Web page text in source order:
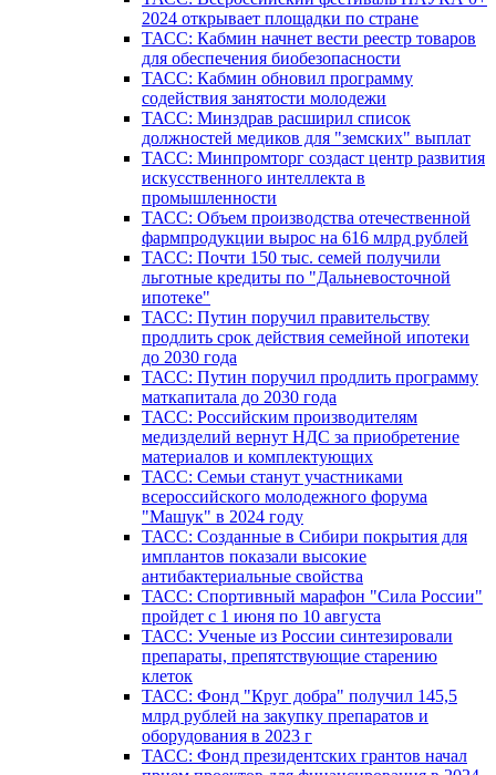
2024 открывает площадки по стране
ТАСС: Кабмин начнет вести реестр товаров
для обеспечения биобезопасности
ТАСС: Кабмин обновил программу
содействия занятости молодежи
ТАСС: Минздрав расширил список
должностей медиков для "земских" выплат
ТАСС: Минпромторг создаст центр развития
искусственного интеллекта в
промышленности
ТАСС: Объем производства отечественной
фармпродукции вырос на 616 млрд рублей
ТАСС: Почти 150 тыс. семей получили
льготные кредиты по "Дальневосточной
ипотеке"
ТАСС: Путин поручил правительству
продлить срок действия семейной ипотеки
до 2030 года
ТАСС: Путин поручил продлить программу
маткапитала до 2030 года
ТАСС: Российским производителям
медизделий вернут НДС за приобретение
материалов и комплектующих
ТАСС: Семьи станут участниками
всероссийского молодежного форума
"Машук" в 2024 году
ТАСС: Созданные в Сибири покрытия для
имплантов показали высокие
антибактериальные свойства
ТАСС: Спортивный марафон "Сила России"
пройдет с 1 июня по 10 августа
ТАСС: Ученые из России синтезировали
препараты, препятствующие старению
клеток
ТАСС: Фонд "Круг добра" получил 145,5
млрд рублей на закупку препаратов и
оборудования в 2023 г
ТАСС: Фонд президентских грантов начал